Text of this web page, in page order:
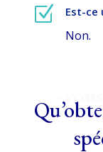
Z Est-ce
Non.
-